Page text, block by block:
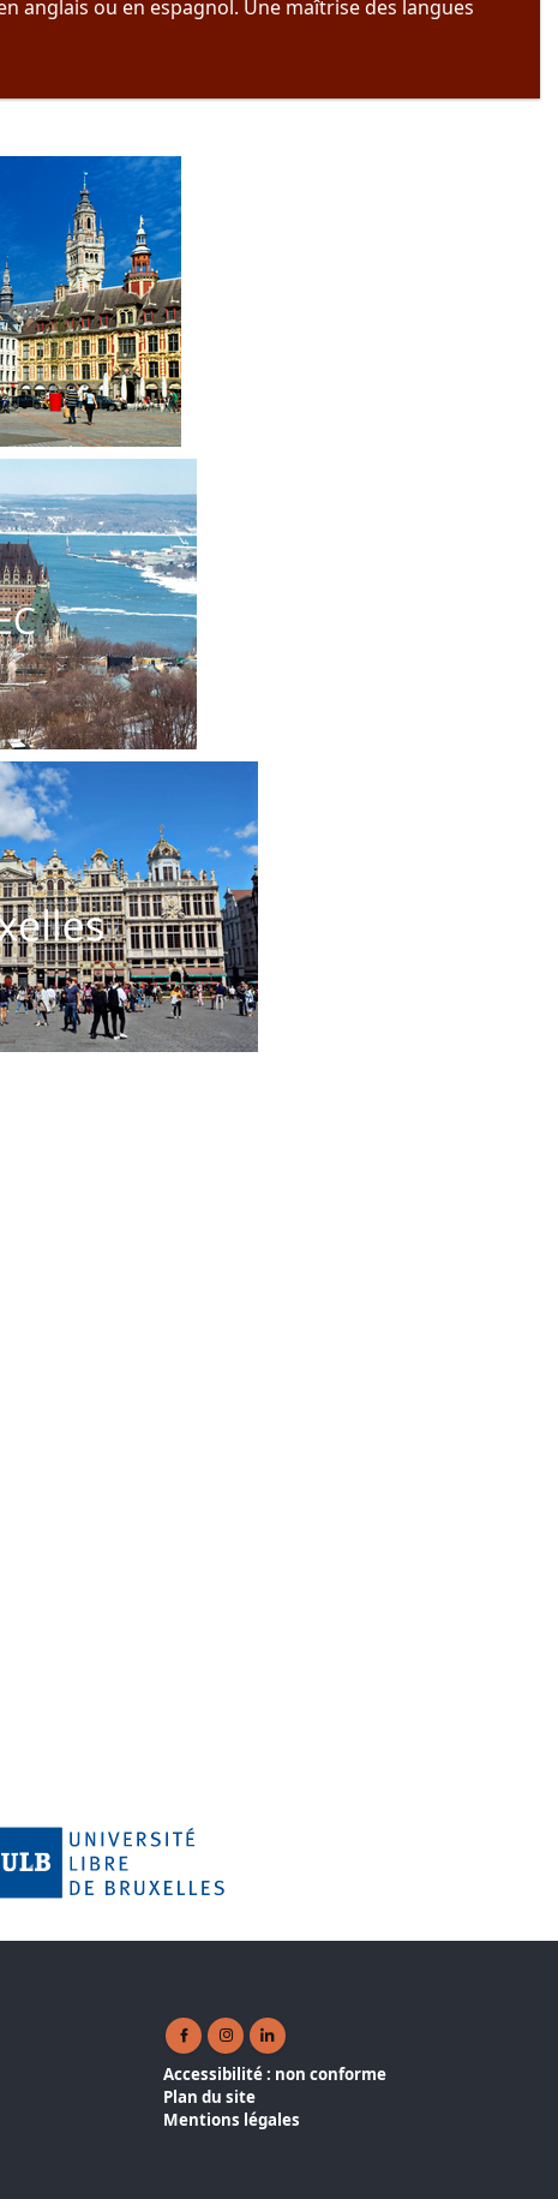
anglais ou en espagnol. Une maîtrise des langues
Facebook ( nouvelle fenêtre)
Instagram ( nouvelle fenêtre)
Linkedin ( nouvelle fenêtre)
Accessibilité : non conforme
Plan du site
Mentions légales